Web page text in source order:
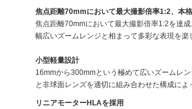
焦点距離70mmにおいて最大撮影倍率1:2、本
焦点距離70mmにおいて最大撮影倍率1:2を達
幅広いズームレンジと相まって多彩な表現を楽
小型軽量設計
16mmから300mmという極めて広いズームレ
と非球面レンズを適切に組み合わせた構成に
リニアモーターHLAを採用